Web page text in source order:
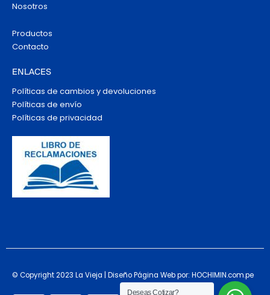
Nosotros
Productos
Contacto
ENLACES
Políticas de cambios y devoluciones
Políticas de envío
Políticas de privacidad
© Copyright 2023 La Vieja | Diseño Página Web por: HOCHIMIN.com.pe
Deseas Cotizar?